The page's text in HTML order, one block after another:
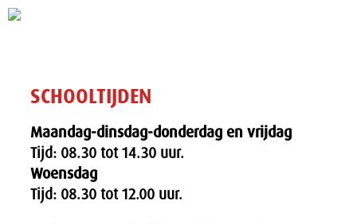
SCHOOLTIJDEN
Maandag-dinsdag-donderdag en vrijdag
Tijd: 08.30 tot 14.30 uur.
Woensdag
Tijd: 08.30 tot 12.00 uur.